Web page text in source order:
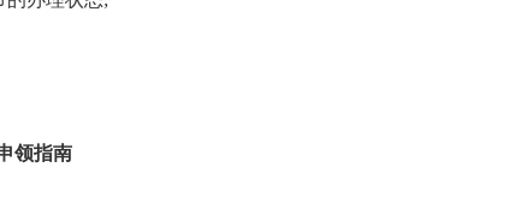
领指南